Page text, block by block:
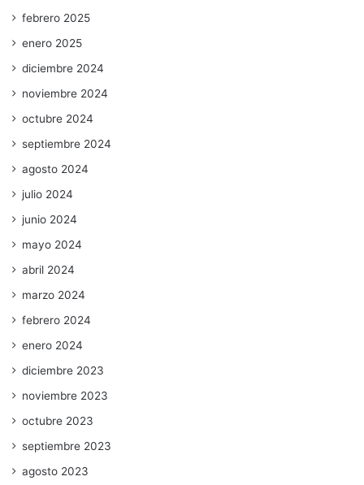
febrero 2025
enero 2025
diciembre 2024
noviembre 2024
octubre 2024
septiembre 2024
agosto 2024
julio 2024
junio 2024
mayo 2024
abril 2024
marzo 2024
febrero 2024
enero 2024
diciembre 2023
noviembre 2023
octubre 2023
septiembre 2023
agosto 2023